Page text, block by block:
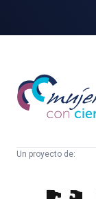
Mujeres
con
ciencia
Un proyecto de: